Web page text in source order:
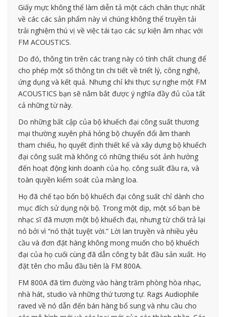
Giấy mực không thể làm diễn tả một cách chân thực nhất
về các các sản phẩm này vì chúng không thể truyền tải
trải nghiệm thú vị về việc tái tạo các sự kiện âm nhạc với
FM ACOUSTICS.
Do đó, thông tin trên các trang này có tính chất chung để
cho phép một số thông tin chi tiết về triết lý, công nghệ,
ứng dụng và kết quả. Nhưng chỉ khi thực sự nghe một FM
ACOUSTICS bạn sẽ nắm bắt được ý nghĩa đầy đủ của tất
cả những từ này.
Do những bất cập của bộ khuếch đại công suất thương
mại thường xuyên phá hỏng bộ chuyển đổi âm thanh
tham chiếu, họ quyết định thiết kế và xây dựng bộ khuếch
đại công suất mà không có những thiếu sót ảnh hưởng
đến hoạt động kinh doanh của họ. công suất đầu ra, và
toàn quyền kiểm soát của màng loa.
Họ đã chế tạo bốn bộ khuếch đại công suất chỉ dành cho
mục đích sử dụng nội bộ. Trong một dịp, một số bạn bè
nhạc sĩ đã mượn một bộ khuếch đại, nhưng từ chối trả lại
nó bởi vì “nó thật tuyệt vời.” Lời lan truyền và nhiều yêu
cầu và đơn đặt hàng không mong muốn cho bộ khuếch
đại của họ cuối cùng đã dẫn công ty bắt đầu sản xuất. Họ
đặt tên cho mẫu đầu tiên là FM 800A.
FM 800A đã tìm đường vào hàng trăm phòng hòa nhạc,
nhà hát, studio và những thứ tương tự. Rags Audiophile
raved về nó dẫn đến bán hàng bổ sung và nhu cầu cho